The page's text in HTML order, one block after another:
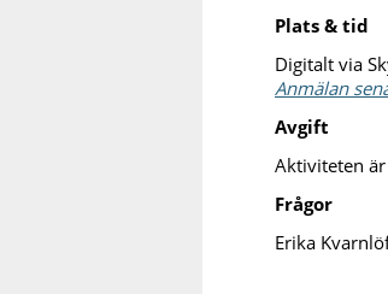
Plats & tid
Digitalt via
Anmälan
Avgift
Aktiviteten
Frågor
Erika